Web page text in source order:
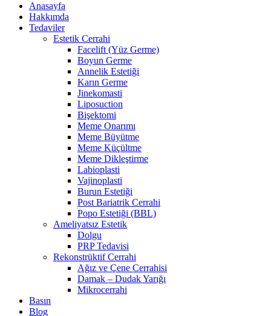
Anasayfa
Hakkımda
Tedaviler
Estetik Cerrahi
Facelift (Yüz Germe)
Boyun Germe
Annelik Estetiği
Karın Germe
Jinekomasti
Liposuction
Bişektomi
Meme Onarımı
Meme Büyütme
Meme Küçültme
Meme Dikleştirme
Labioplasti
Vajinoplasti
Burun Estetiği
Post Bariatrik Cerrahi
Popo Estetiği (BBL)
Ameliyatsız Estetik
Dolgu
PRP Tedavisi
Rekonstrüktif Cerrahi
Ağız ve Çene Cerrahisi
Damak – Dudak Yarığı
Mikrocerrahi
Basın
Blog